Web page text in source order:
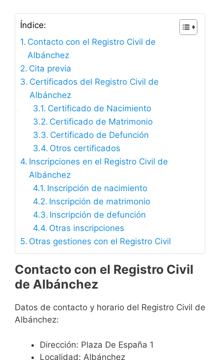
Índice:
Contacto con el Registro Civil de
Albánchez
Cita previa
Certificados del Registro Civil de
Albánchez
Certificado de Nacimiento
Certificado de Matrimonio
Certificado de Defunción
Otros certificados
Inscripciones en el Registro Civil de
Albánchez
Inscripción de nacimiento
Inscripción de matrimonio
Inscripción de defunción
Otras inscripciones
Otras gestiones con el Registro Civil
Contacto con el Registro Civil
de Albánchez
Datos de contacto y horario del Registro Civil de
Albánchez:
Dirección: Plaza De España 1
Localidad: Albánchez